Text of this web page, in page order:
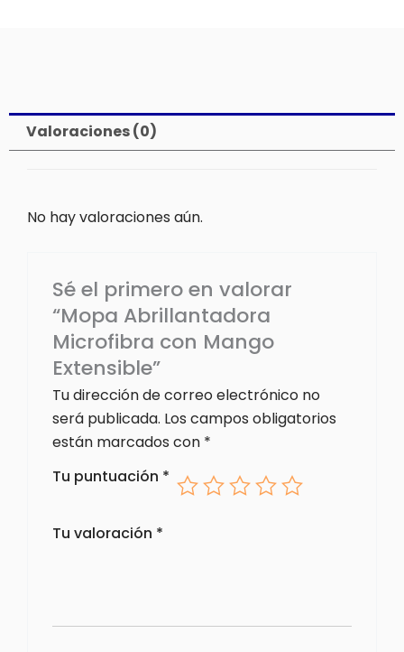
Valoraciones (0)
No hay valoraciones aún.
Sé el primero en valorar
“Mopa Abrillantadora
Microfibra con Mango
Extensible”
Tu dirección de correo electrónico no
será publicada. Los campos obligatorios
están marcados con *
Tu puntuación *
Tu valoración *